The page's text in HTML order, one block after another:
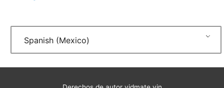
Spanish (Mexico)